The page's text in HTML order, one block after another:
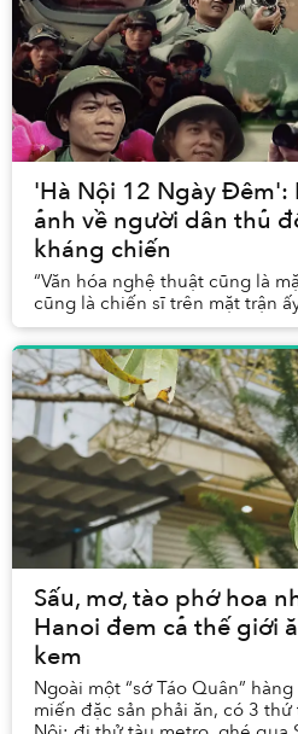
'Hà Nội 12 Ngày Đêm':
ảnh về người dân thủ
kháng chiến
“Văn hóa nghệ thuật cũng là
cũng là chiến sĩ trên mặt trận
Sấu, mơ, tào phớ hoa
Hanoi đem cả thế giới
kem
Ngoài một “sớ Táo Quân”
miến đặc sản phải ăn, có 3